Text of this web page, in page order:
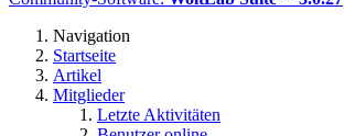
Navigation
Startseite
Artikel
Mitglieder
Letzte Aktivitäten